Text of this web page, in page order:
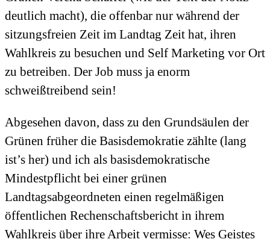
deutlich macht), die offenbar nur während der
sitzungsfreien Zeit im Landtag Zeit hat, ihren
Wahlkreis zu besuchen und Self Marketing vor Ort
zu betreiben. Der Job muss ja enorm
schweißtreibend sein!
Abgesehen davon, dass zu den Grundsäulen der
Grünen früher die Basisdemokratie zählte (lang
ist’s her) und ich als basisdemokratische
Mindestpflicht bei einer grünen
Landtagsabgeordneten einen regelmäßigen
öffentlichen Rechenschaftsbericht in ihrem
Wahlkreis über ihre Arbeit vermisse: Wes Geistes